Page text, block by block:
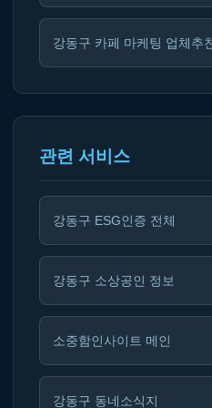
강동구 카페 마케팅 업체추
관련 서비스
강동구 ESG인증 전체
강동구 소상공인 정보
소중함인사이트 메인
강동구 동네소식지